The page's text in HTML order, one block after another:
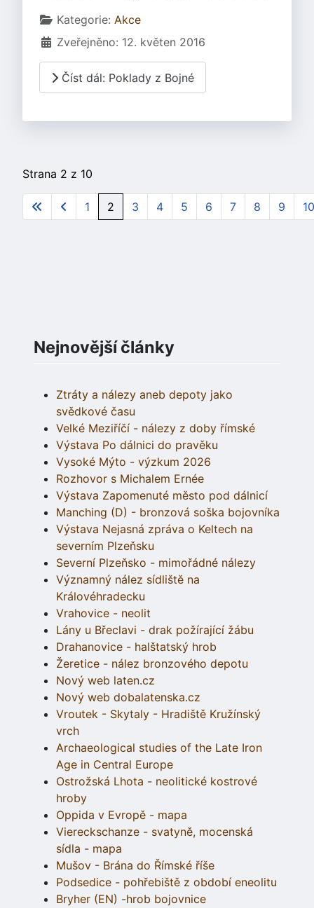
Základní údaje
Kategorie: Akce
Zveřejněno: 12. květen 2016
Číst dál: Poklady z Bojné
Strana 2 z 10
1 2 3 4 5 6 7 8 9 10
Nejnovější články
Ztráty a nálezy aneb depoty jako
svědkové času
Velké Meziříčí - nálezy z doby římské
Výstava Po dálnici do pravěku
Vysoké Mýto - výzkum 2026
Rozhovor s Michalem Ernée
Výstava Zapomenuté město pod dálnicí
Manching (D) - bronzová soška bojovníka
Výstava Nejasná zpráva o Keltech na
severním Plzeňsku
Severní Plzeňsko - mimořádné nálezy
Významný nález sídliště na
Královéhradecku
Vrahovice - neolit
Lány u Břeclavi - drak požírající žábu
Drahanovice - halštatský hrob
Žeretice - nález bronzového depotu
Nový web laten.cz
Nový web dobalatenska.cz
Vroutek - Skytaly - Hradiště Kružínský
vrch
Archaeological studies of the Late Iron
Age in Central Europe
Ostrožská Lhota - neolitické kostrové
hroby
Oppida v Evropě - mapa
Viereckschanze - svatyně, mocenská
sídla - mapa
Mušov - Brána do Římské říše
Podsedice - pohřebiště z období eneolitu
Bryher (EN) -hrob bojovnice